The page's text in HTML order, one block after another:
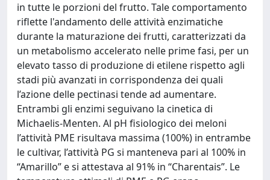
in tutte le porzioni del frutto. Tale comportamento
riflette l'andamento delle attività enzimatiche
durante la maturazione dei frutti, caratterizzati da
un metabolismo accelerato nelle prime fasi, per un
elevato tasso di produzione di etilene rispetto agli
stadi più avanzati in corrispondenza dei quali
l’azione delle pectinasi tende ad aumentare.
Entrambi gli enzimi seguivano la cinetica di
Michaelis-Menten. Al pH fisiologico dei meloni
l’attività PME risultava massima (100%) in entrambe
le cultivar, l’attività PG si manteneva pari al 100% in
“Amarillo” e si attestava al 91% in “Charentais”. Le